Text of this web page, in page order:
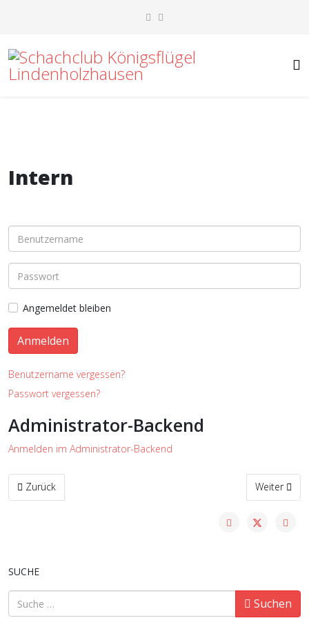
Intern
Angemeldet bleiben
Anmelden
Benutzername vergessen?
Passwort vergessen?
Administrator-Backend
Anmelden im Administrator-Backend
Vorheriger Beitrag: Blitzturnier 2019
Zurück Nächster
Weiter
SUCHE
Suchen
Suchen